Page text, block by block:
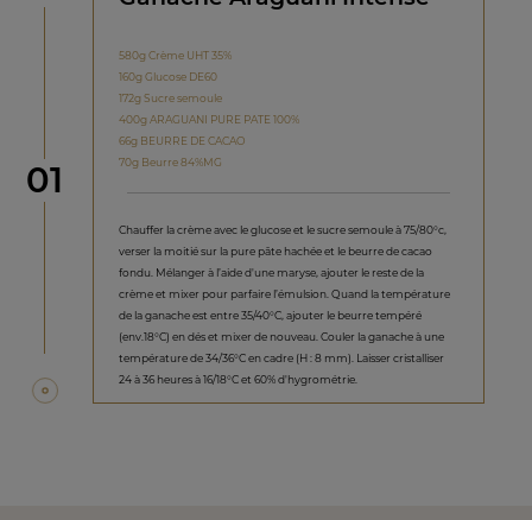
étape
01
580g Crème UHT 35%
160g Glucose DE60
172g Sucre semoule
400g ARAGUANI PURE PATE 100%
66g BEURRE DE CACAO
70g Beurre 84%MG
Chauffer la crème avec le glucose et le sucre semoule à 75/80°c,
verser la moitié sur la pure pâte hachée et le beurre de cacao
fondu. Mélanger à l’aide d'une maryse, ajouter le reste de la
crème et mixer pour parfaire l’émulsion. Quand la température
de la ganache est entre 35/40°C, ajouter le beurre tempéré
(env.18°C) en dés et mixer de nouveau. Couler la ganache à une
température de 34/36°C en cadre (H : 8 mm). Laisser cristalliser
24 à 36 heures à 16/18°C et 60% d'hygrométrie.